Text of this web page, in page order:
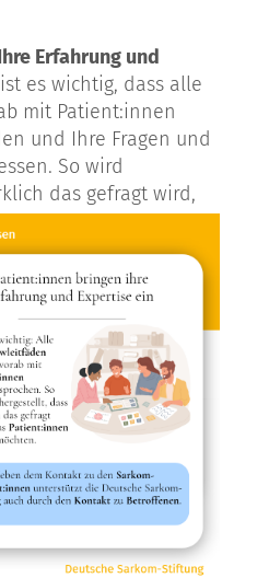
Erfahrung und
es wichtig, dass alle
mit Patient:innen
und Ihre Fragen und
So wird
das gefragt wird,